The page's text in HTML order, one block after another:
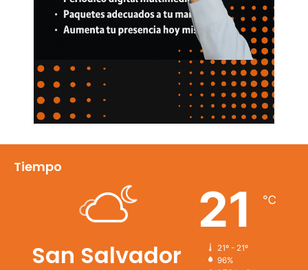
Tiempo
San Salvador
21 ℃
21º - 21º
96%